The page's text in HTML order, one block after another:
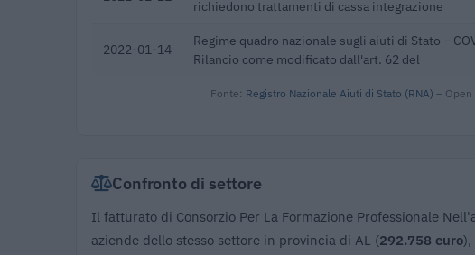
richiedono trattamenti di cassa integrazione
2022-01-14
Regime quadro nazionale sugli aiuti di Stato –
Rilancio come modificato dall'art. 62 del
Fonte: Registro Nazionale Aiuti di Stato (RNA) – Open
Confronto di settore
Il fatturato di Consorzio Per La Formazione Professionale
aziende dello stesso settore in provincia di AL (292.758 euro),